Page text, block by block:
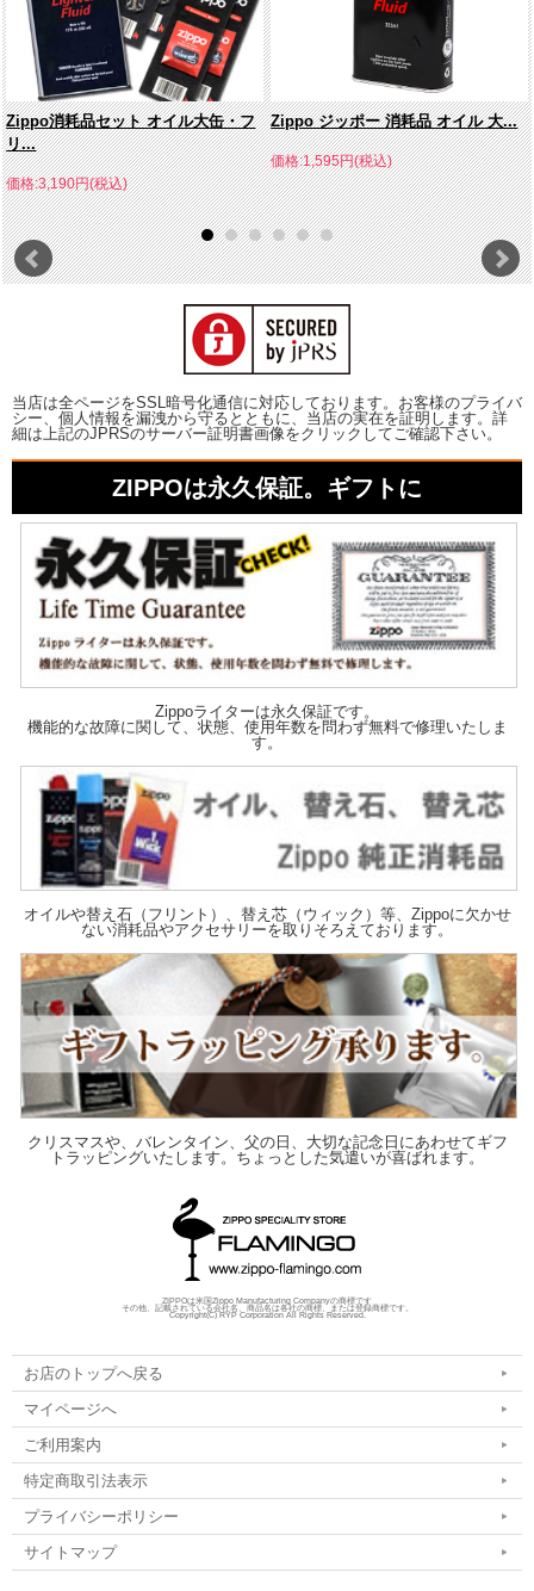
Zippo消耗品セット オイル大缶・フ
リ...
価格:3,190円(税込)
Zippo ジッポー 消耗品 オイル 大...
価格:1,595円(税込)
当店は全ページをSSL暗号化通信に対応しております。お客様のプライバ
シー、個人情報を漏洩から守るとともに、当店の実在を証明します。詳
細は上記のJPRSのサーバー証明書画像をクリックしてご確認下さい。
ZIPPOは永久保証。ギフトに
Zippoライターは永久保証です。
機能的な故障に関して、状態、使用年数を問わず無料で修理いたしま
す。
オイルや替え石（フリント）、替え芯（ウィック）等、Zippoに欠かせ
ない消耗品やアクセサリーを取りそろえております。
クリスマスや、バレンタイン、父の日、大切な記念日にあわせてギフ
トラッピングいたします。ちょっとした気遣いが喜ばれます。
ZIPPOは米国Zippo Manufacturing Companyの商標です
その他、記載されている会社名、商品名は各社の商標、または登録商標です。
Copyright(C) RYP Corporation All Rights Reserved.
お店のトップへ戻る
マイページへ
ご利用案内
特定商取引法表示
プライバシーポリシー
サイトマップ